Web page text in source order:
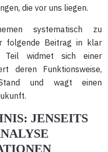
die vor uns liegen.
systematisch zu
folgende Beitrag in klar
Teil widmet sich einer
deren Funktionsweise,
und wagt einen
JENSEITS